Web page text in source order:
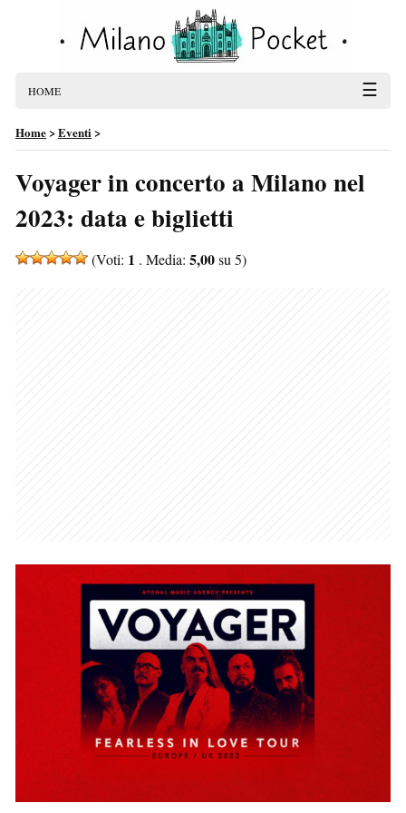
HOME ☰
Home>Eventi>
Voyager in concerto a Milano nel
2023: data e biglietti
(Voti: 1 . Media: 5,00su 5)